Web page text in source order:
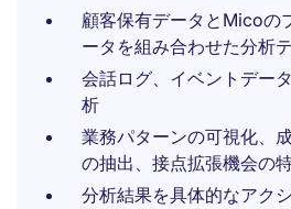
顧客保有データとMicoの
ータを組み合わせた分析
会話ログ、イベントデー
析
業務パターンの可視化、
の抽出、接点拡張機会の
分析結果を具体的なアク